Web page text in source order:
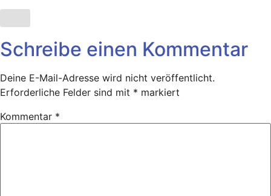
Schreibe einen Kommentar
Deine E-Mail-Adresse wird nicht veröffentlicht.
Erforderliche Felder sind mit * markiert
Kommentar *